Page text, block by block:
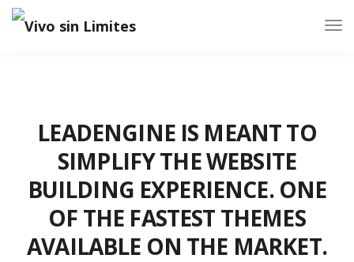
LEADENGINE IS MEANT TO
SIMPLIFY THE WEBSITE
BUILDING EXPERIENCE. ONE
OF THE FASTEST THEMES
AVAILABLE ON THE MARKET.